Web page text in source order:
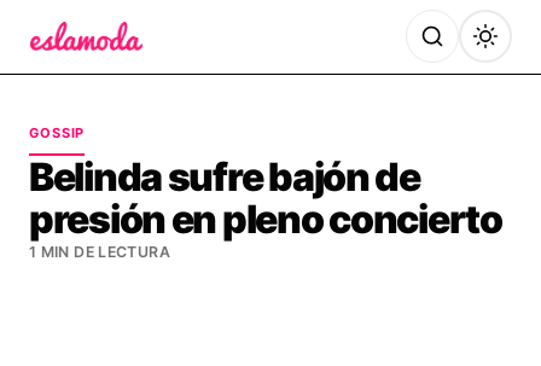
GOSSIP
Belinda sufre bajón de
presión en pleno concierto
1 MIN DE LECTURA